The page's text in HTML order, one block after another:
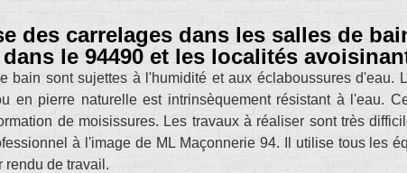
des carrelages dans les salles de
dans le 94490 et les localités
bain sont sujettes à l'humidité et aux éclaboussures d'eau.
en pierre naturelle est intrinsèquement résistant à l'eau.
de moisissures. Les travaux à réaliser sont très
à l'image de ML Maçonnerie 94. Il utilise tous les
rendu de travail.